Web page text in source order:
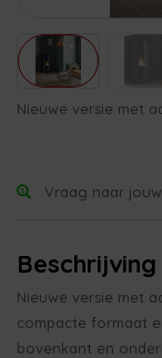
Nieuwe versie met
Vraag naar
Beschrijving
Nieuwe versie met
compacte formaat
bovenkant en